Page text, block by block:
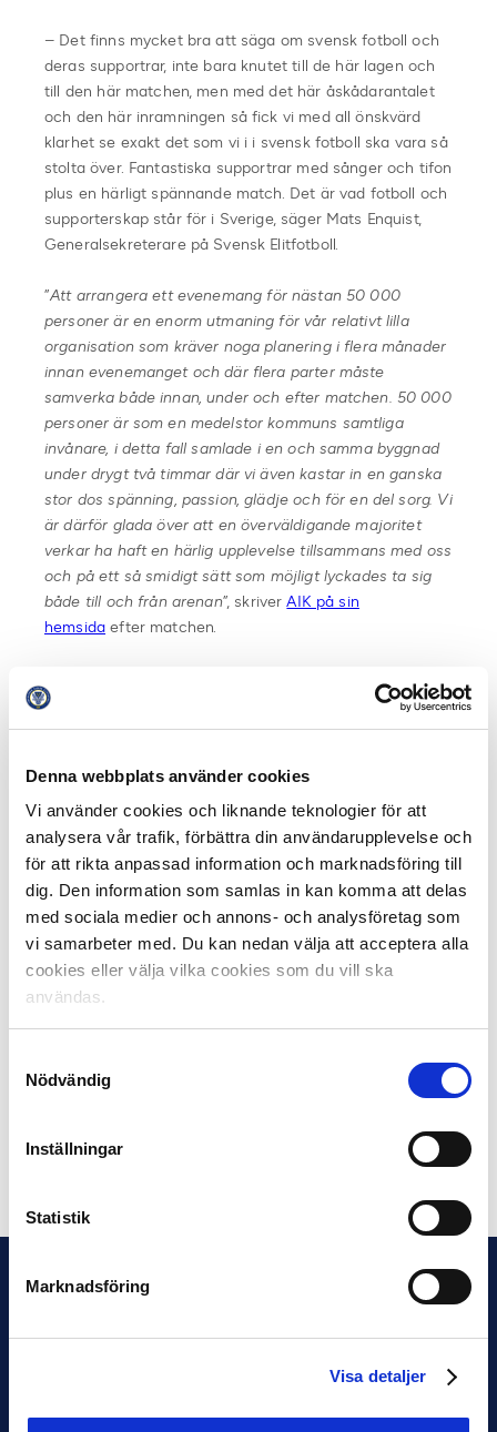
Denna webbplats använder cookies
Vi använder cookies och liknande teknologier för att
analysera vår trafik, förbättra din användarupplevelse och
för att rikta anpassad information och marknadsföring till
dig. Den information som samlas in kan komma att delas
med sociala medier och annons- och analysföretag som
vi samarbeter med. Du kan nedan välja att acceptera alla
cookies eller välja vilka cookies som du vill ska
användas.
Nödvändig
Inställningar
Statistik
Marknadsföring
Visa detaljer
– Det finns mycket bra att säga om svensk fotboll och
deras supportrar, inte bara knutet till de här lagen och
till den här matchen, men med det här åskådarantalet
och den här inramningen så fick vi med all önskvärd
klarhet se exakt det som vi i i svensk fotboll ska vara så
stolta över. Fantastiska supportrar med sånger och tifon
plus en härligt spännande match. Det är vad fotboll och
supporterskap står för i Sverige, säger Mats Enquist,
Generalsekreterare på Svensk Elitfotboll.
”Att arrangera ett evenemang för nästan 50 000
personer är en enorm utmaning för vår relativt lilla
organisation som kräver noga planering i flera månader
innan evenemanget och där flera parter måste
samverka både innan, under och efter matchen. 50 000
personer är som en medelstor kommuns samtliga
invånare, i detta fall samlade i en och samma byggnad
under drygt två timmar där vi även kastar in en ganska
stor dos spänning, passion, glädje och för en del sorg. Vi
är därför glada över att en överväldigande majoritet
verkar ha haft en härlig upplevelse tillsammans med oss
och på ett så smidigt sätt som möjligt lyckades ta sig
både till och från arenan”, skriverAIK på sin
hemsida efter matchen.
Henok Goitom i den andra halvleken.
1) IFK Göteborg – Örgryte IS 52 194 – Allsvenskan 1959
2) Djurgårdens IF – IFK Göteborg 50 750 – Allsvenskan
1959
3) IFK Göteborg – GAIS 50 690 – Division 2 Södra 1976
4) AIK – Hammarby IF 49 034 – Allsvenskan 2018
5) IFK Göteborg-Elfsborg 48 296 – Allsvenskan 1977
Publikrekord de senaste säsongerna:
2018: AIK – Hammarby IF 49 034 (säsongen pågår)
2016: Hammarby IF – Östersunds FK 31 756
Dela på Twitter